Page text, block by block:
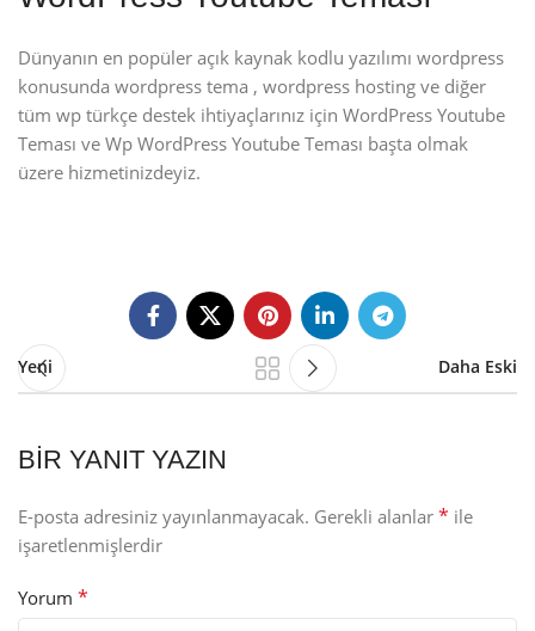
Dünyanın en popüler açık kaynak kodlu yazılımı wordpress
konusunda wordpress tema , wordpress hosting ve diğer
tüm wp türkçe destek ihtiyaçlarınız için WordPress Youtube
Teması ve Wp WordPress Youtube Teması başta olmak
üzere hizmetinizdeyiz.
Yeni Daha Eski
BIR YANIT YAZIN
E-posta adresiniz yayınlanmayacak. Gerekli alanlar * ile
işaretlenmişlerdir
Yorum *